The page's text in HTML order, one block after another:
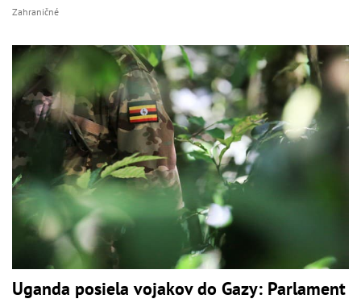
Zahraničné
Uganda posiela vojakov do Gazy: Parlament